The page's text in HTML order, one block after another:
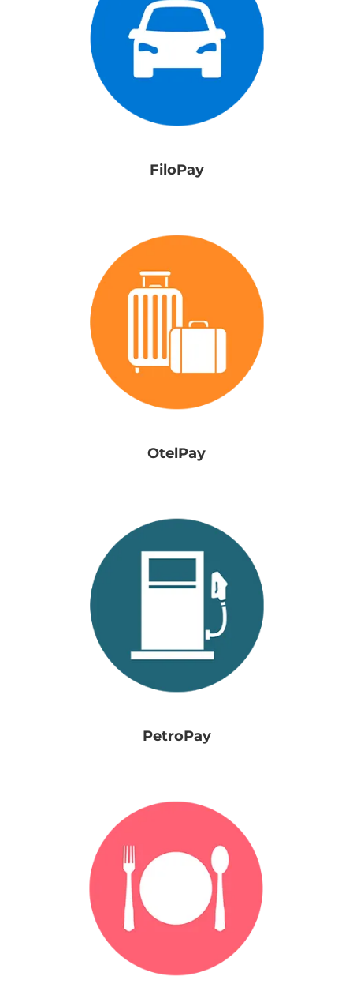
FiloPay
OtelPay
PetroPay